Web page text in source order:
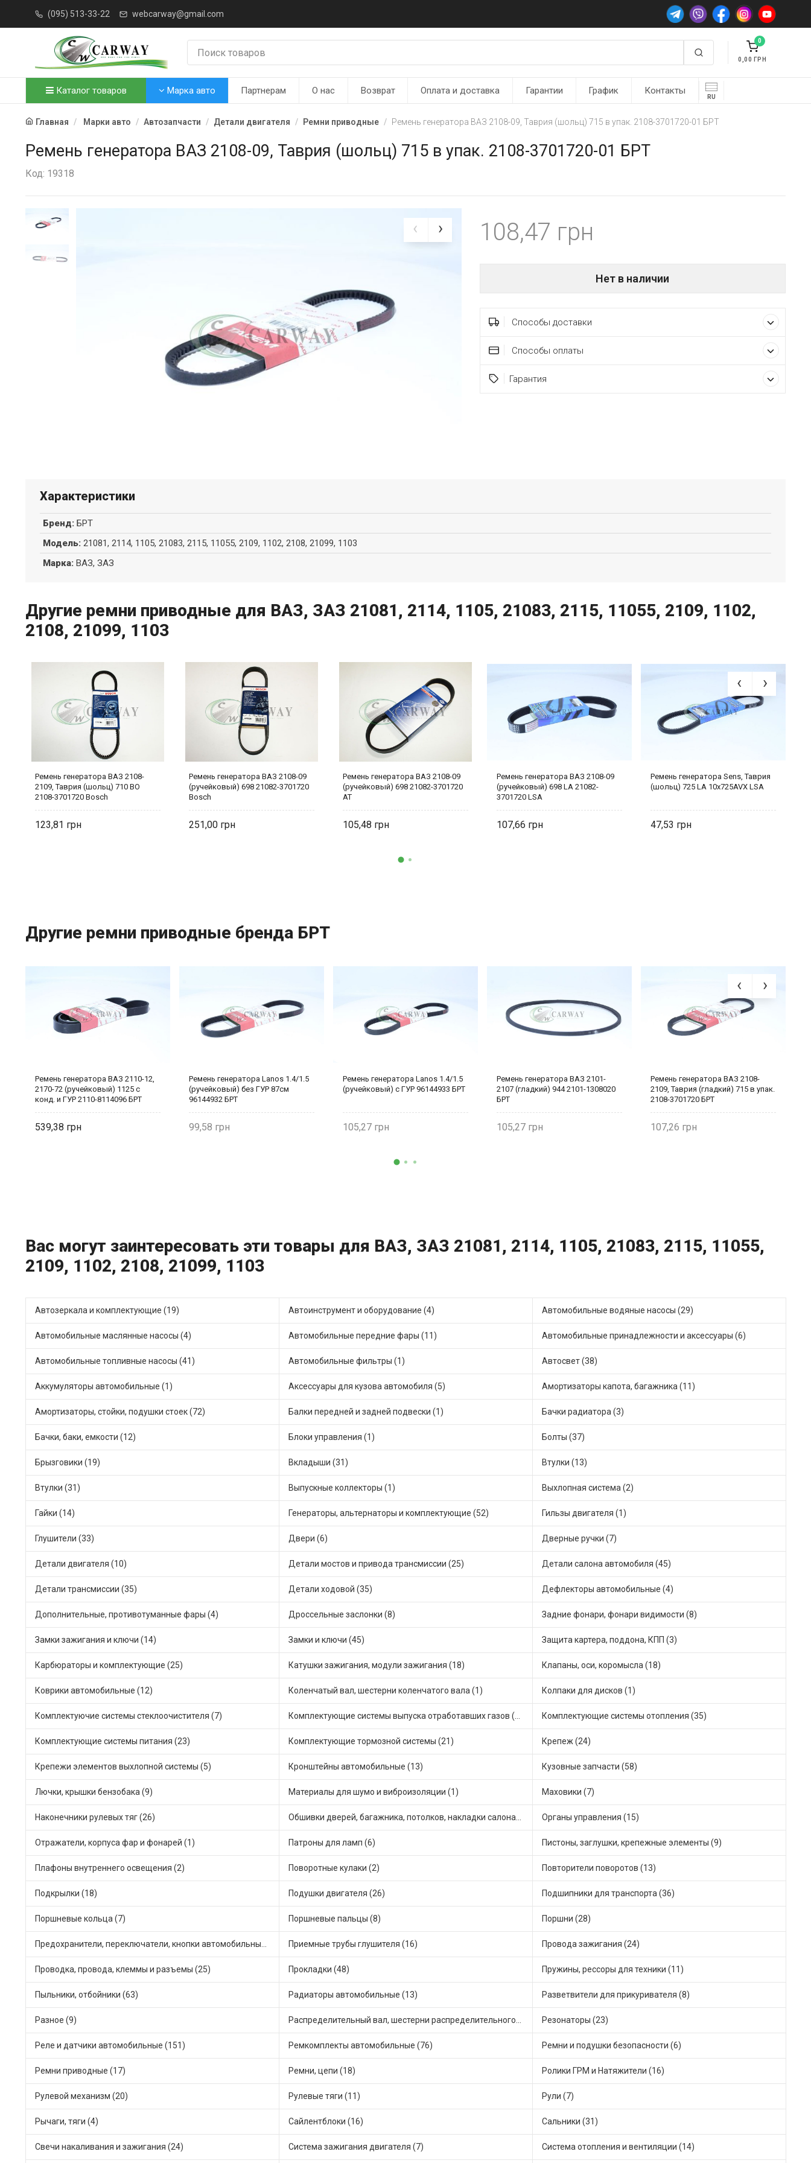
(095) 513-33-22 webcarway@gmail.com
0
0,00
Каталог товаров Марка авто Партнерам О нас Возврат Оплата и доставка Гарантии График Контакты
RU
Главная Марки авто Автозапчасти Детали двигателя Ремни приводные Ремень генератора ВАЗ 2108-09, Таврия (шольц) 715 в упак. 2108-3701720-01 БРТ
Ремень генератора ВАЗ 2108-09, Таврия (шольц) 715 в упак. 2108-3701720-01 БРТ
Код: 19318
108,47
Нет в наличии
Способы доставки
Способы оплаты
Гарантия
Характеристики
Бренд: БРТ
Модель: 21081, 2114, 1105, 21083, 2115, 11055, 2109, 1102, 2108, 21099, 1103
Марка: ВАЗ, ЗАЗ
Другие ремни приводные для ВАЗ, ЗАЗ 21081, 2114, 1105, 21083, 2115, 11055, 2109, 1102,
2108, 21099, 1103
Ремень генератора ВАЗ 2108-
2109, Таврия (шольц) 710 BO
2108-3701720 Bosch
123,81
Ремень генератора ВАЗ 2108-09
(ручейковый) 698 21082-3701720
Bosch
251,00
Ремень генератора ВАЗ 2108-09
(ручейковый) 698 21082-3701720
AT
105,48
Ремень генератора ВАЗ 2108-09
(ручейковый) 698 LA 21082-
3701720 LSA
107,66
Ремень генератора Sens, Таврия
(шольц) 725 LA 10x725AVX LSA
47,53
Другие ремни приводные бренда БРТ
Ремень генератора ВАЗ 2110-12,
2170-72 (ручейковый) 1125 с
конд. и ГУР 2110-8114096 БРТ
539,38
Ремень генератора Lanos 1.4/1.5
(ручейковый) без ГУР 87см
96144932 БРТ
99,58
Ремень генератора Lanos 1.4/1.5
(ручейковый) с ГУР 96144933 БРТ
105,27
Ремень генератора ВАЗ 2101-
2107 (гладкий) 944 2101-1308020
БРТ
105,27
Ремень генератора ВАЗ 2108-
2109, Таврия (гладкий) 715 в упак.
2108-3701720 БРТ
107,26
Вас могут заинтересовать эти товары для ВАЗ, ЗАЗ 21081, 2114, 1105, 21083, 2115, 11055,
2109, 1102, 2108, 21099, 1103
Автозеркала и комплектующие (19) Автоинструмент и оборудование (4) Автомобильные водяные насосы (29)
Автомобильные маслянные насосы (4) Автомобильные передние фары (11) Автомобильные принадлежности и аксессуары (6)
Автомобильные топливные насосы (41) Автомобильные фильтры (1) Автосвет (38)
Аккумуляторы автомобильные (1) Аксессуары для кузова автомобиля (5) Амортизаторы капота, багажника (11)
Амортизаторы, стойки, подушки стоек (72) Балки передней и задней подвески (1) Бачки радиатора (3)
Бачки, баки, емкости (12) Блоки управления (1) Болты (37)
Брызговики (19) Вкладыши (31) Втулки (13)
Втулки (31) Выпускные коллекторы (1) Выхлопная система (2)
Гайки (14) Генераторы, альтернаторы и комплектующие (52) Гильзы двигателя (1)
Глушители (33) Двери (6) Дверные ручки (7)
Детали двигателя (10) Детали мостов и привода трансмиссии (25) Детали салона автомобиля (45)
Детали трансмиссии (35) Детали ходовой (35) Дефлекторы автомобильные (4)
Дополнительные, противотуманные фары (4) Дроссельные заслонки (8) Задние фонари, фонари видимости (8)
Замки зажигания и ключи (14) Замки и ключи (45) Защита картера, поддона, КПП (3)
Карбюраторы и комплектующие (25) Катушки зажигания, модули зажигания (18) Клапаны, оси, коромысла (18)
Коврики автомобильные (12) Коленчатый вал, шестерни коленчатого вала (1) Колпаки для дисков (1)
Комплектуючие системы стеклоочистителя (7) Комплектующие системы выпуска отработавших газов (34) Комплектующие системы отопления (35)
Комплектующие системы питания (23) Комплектующие тормозной системы (21) Крепеж (24)
Крепежи элементов выхлопной системы (5) Кронштейны автомобильные (13) Кузовные запчасти (58)
Лючки, крышки бензобака (9) Материалы для шумо и виброизоляции (1) Маховики (7)
Наконечники рулевых тяг (26) Обшивки дверей, багажника, потолков, накладки салона (6) Органы управления (15)
Отражатели, корпуса фар и фонарей (1) Патроны для ламп (6) Пистоны, заглушки, крепежные элементы (9)
Плафоны внутреннего освещения (2) Поворотные кулаки (2) Повторители поворотов (13)
Подкрылки (18) Подушки двигателя (26) Подшипники для транспорта (36)
Поршневые кольца (7) Поршневые пальцы (8) Поршни (28)
Предохранители, переключатели, кнопки автомобильные (59) Приемные трубы глушителя (16) Провода зажигания (24)
Проводка, провода, клеммы и разъемы (25) Прокладки (48) Пружины, рессоры для техники (11)
Пыльники, отбойники (63) Радиаторы автомобильные (13) Разветвители для прикуривателя (8)
Разное (9) Распределительный вал, шестерни распределительного (8) Резонаторы (23)
Реле и датчики автомобильные (151) Ремкомплекты автомобильные (76) Ремни и подушки безопасности (6)
Ремни приводные (17) Ремни, цепи (18) Ролики ГРМ и Натяжители (16)
Рулевой механизм (20) Рулевые тяги (11) Рули (7)
Рычаги, тяги (4) Сайлентблоки (16) Сальники (31)
Свечи накаливания и зажигания (24) Система зажигания двигателя (7) Система отопления и вентиляции (14)